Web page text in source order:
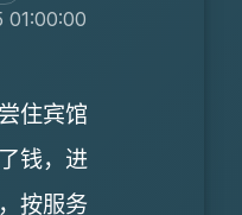
01:00:00
住宾馆
钱，进
按服务